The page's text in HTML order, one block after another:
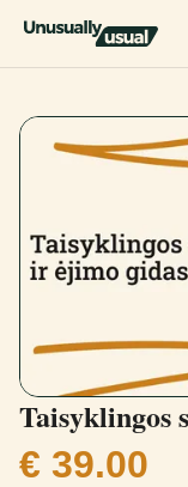
Taisyklingos
€ 39.00